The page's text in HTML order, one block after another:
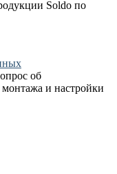
Soldo по
об
монтажа и настройки